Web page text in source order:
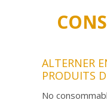
ALTERNER
PRODUITS
No